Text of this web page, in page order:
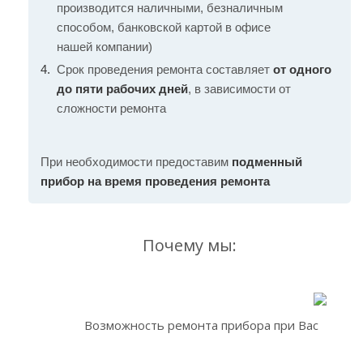
производится наличными, безналичным
способом, банковской картой в офисе
нашей компании)
Срок проведения ремонта составляет от одного
до пяти рабочих дней, в зависимости от
сложности ремонта
При необходимости предоставим подменный
прибор на время проведения ремонта
Почему мы:
Возможность ремонта прибора при Вас